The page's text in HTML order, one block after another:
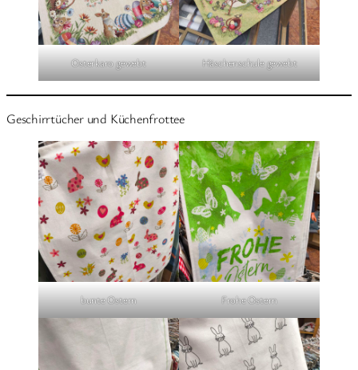
Osterkaro gewebt Häschenschule gewebt
Geschirrtücher und Küchenfrottee
bunte Ostern Frohe Ostern